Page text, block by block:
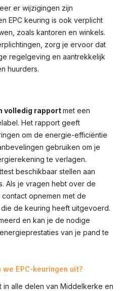
er wijzigingen zijn
EPC keuring is ook verplicht
zoals kantoren en winkels.
zorg je ervoor dat
regelgeving en aantrekkelijk
huurders.
volledig rapportmet een
Het rapport geeft
om de energie-efficiëntie
gebruiken om je
te verlagen.
beschikbaar stellen aan
Als je vragen hebt over de
opnemen met de
de keuring heeft uitgevoerd.
en kan je de nodige
van je pand te
EPC-keuringen uit?
in alle delen van Middelkerke en